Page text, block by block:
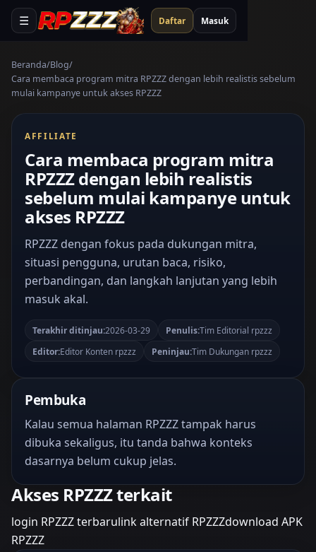
☰ Daftar Masuk
Beranda Blog
Cara membaca program mitra RPZZZ dengan lebih realistis sebelum
mulai kampanye untuk akses RPZZZ
AFFILIATE
Cara membaca program mitra
RPZZZ dengan lebih realistis
sebelum mulai kampanye untuk
akses RPZZZ
RPZZZ dengan fokus pada dukungan mitra,
situasi pengguna, urutan baca, risiko,
perbandingan, dan langkah lanjutan yang lebih
masuk akal.
Terakhir ditinjau:2026-03-29 Penulis:Tim Editorial rpzzz
Editor:Editor Konten rpzzz Peninjau:Tim Dukungan rpzzz
Pembuka
Kalau semua halaman RPZZZ tampak harus
dibuka sekaligus, itu tanda bahwa konteks
dasarnya belum cukup jelas.
Akses RPZZZ terkait
login RPZZZ terbarulink alternatif RPZZZdownload APK
RPZZZ